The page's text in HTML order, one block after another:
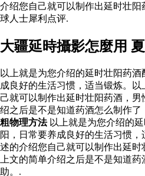
介绍您自己就可以制作出延时壮
球人士犀利点评.
大疆延時攝影怎麼用
以上就是为您介绍的延时壮阳药
成良好的生活习惯，适当锻炼。
己就可以制作出延时壮阳药酒，
绍之后是不是知道药酒怎么制作
粗物理方法以上就是为您介绍的
阳，日常要养成良好的生活习惯
述的介绍您自己就可以制作出延
上文的简单介绍之后是不是知道
助。.